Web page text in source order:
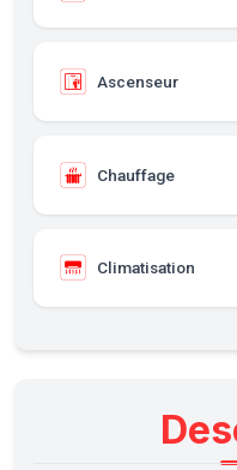
Ascenseur
Chauffage
Climatisation